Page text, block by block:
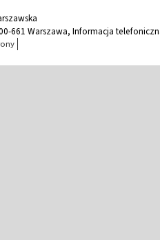
661 Warszawa, Informacja